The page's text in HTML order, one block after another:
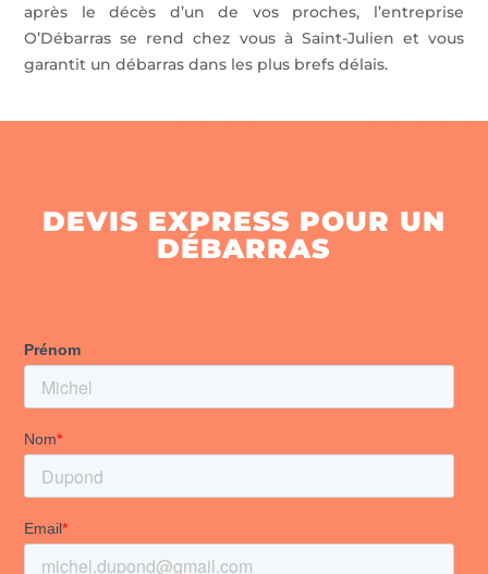
après le décès d’un de vos proches, l’entreprise
O’Débarras se rend chez vous à Saint-Julien et vous
garantit un débarras dans les plus brefs délais.
DEVIS EXPRESS POUR UN
DÉBARRAS